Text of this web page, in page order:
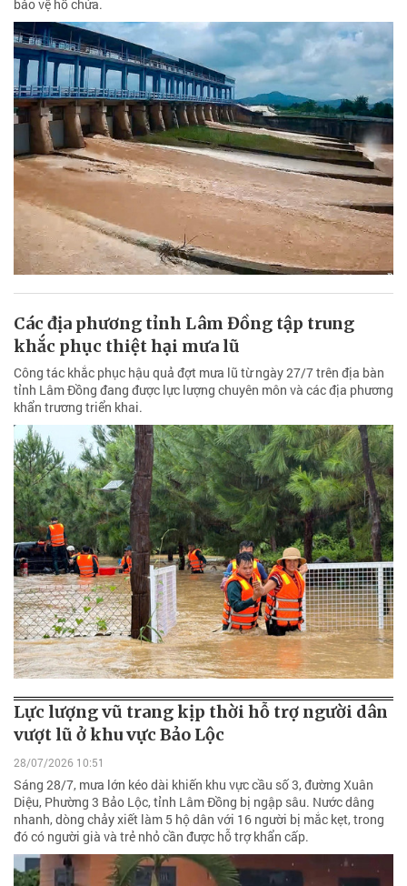
bảo vệ hồ chứa.
Các địa phương tỉnh Lâm Đồng tập trung
khắc phục thiệt hại mưa lũ
Công tác khắc phục hậu quả đợt mưa lũ từ ngày 27/7 trên địa bàn
tỉnh Lâm Đồng đang được lực lượng chuyên môn và các địa phương
khẩn trương triển khai.
Lực lượng vũ trang kịp thời hỗ trợ người dân
vượt lũ ở khu vực Bảo Lộc
28/07/2026 10:51
Sáng 28/7, mưa lớn kéo dài khiến khu vực cầu số 3, đường Xuân
Diệu, Phường 3 Bảo Lộc, tỉnh Lâm Đồng bị ngập sâu. Nước dâng
nhanh, dòng chảy xiết làm 5 hộ dân với 16 người bị mắc kẹt, trong
đó có người già và trẻ nhỏ cần được hỗ trợ khẩn cấp.